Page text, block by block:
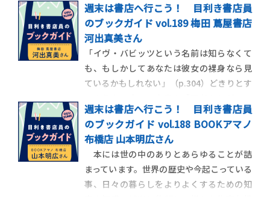
は「やられたらやられたと同じことをやり
返す」つまり、やられた以上のことはやり
返してはいけない、「同害報復」のみが許
されるということなのだ。新川帆立は元弁
護士、元プロの雀士
週末は書店へ行こう！ 目利き書店員
のブックガイド vol.189 梅田 蔦屋書店
河出真美さん
「イヴ・バビッツという名前は知らなくて
も、もしかしてあなたは彼女の裸身なら見
ているかもしれない」（p.304）どきりとす
は始まる。なぜ私たちが名前も知らぬ女性
の裸身を見ているかもしれないのかという
と、あのマルセル・デュシャンが裸身の女
性とチェスをする写真があり、その女性こ
そが当時20
週末は書店へ行こう！ 目利き書店員
のブックガイド vol.188 BOOKアマノ
布橋店 山本明広さん
本には世の中のありとあらゆることが詰
まっています。世界の歴史や今起こっている
事、日々の暮らしをよりよくするための知